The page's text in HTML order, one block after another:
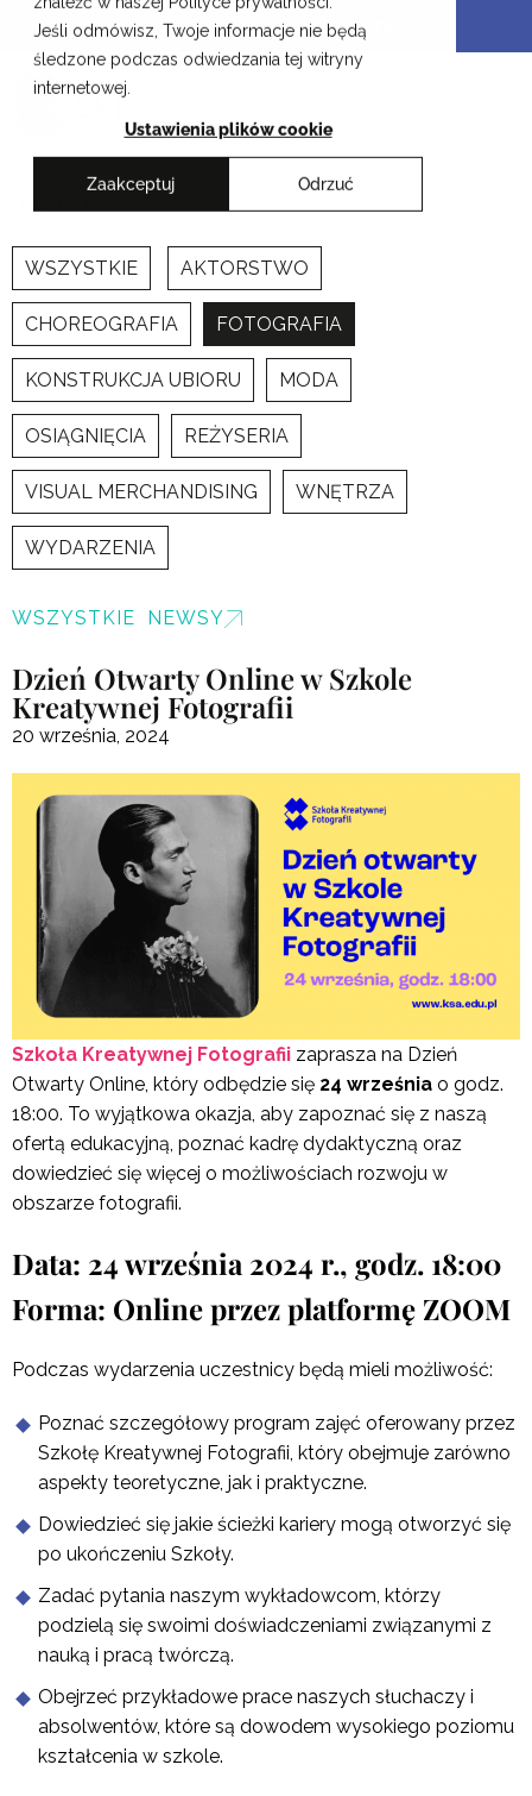
Jeśli odmówisz, Twoje informacje nie będą
śledzone podczas odwiedzania tej witryny
internetowej.
Ustawienia plików cookie
Zaakceptuj Odrzuć
Przejdź
treści
Krakowskie Szkoły Artystyczne
Newsy
WSZYSTKIE AKTORSTWO
CHOREOGRAFIA FOTOGRAFIA
KONSTRUKCJA UBIORU MODA
OSIĄGNIĘCIA REŻYSERIA
VISUAL MERCHANDISING WNĘTRZA
WYDARZENIA
WSZYSTKIE NEWSY
Dzień Otwarty Online w Szkole
Kreatywnej Fotografii
20 września, 2024
Szkoła Kreatywnej Fotografii zaprasza na Dzień
Otwarty Online, który odbędzie się 24 września o godz.
18:00. To wyjątkowa okazja, aby zapoznać się z naszą
ofertą edukacyjną, poznać kadrę dydaktyczną oraz
dowiedzieć się więcej o możliwościach rozwoju w
obszarze fotografii.
Data: 24 września 2024 r., godz. 18:00
Forma: Online przez platformę ZOOM
Podczas wydarzenia uczestnicy będą mieli możliwość:
Poznać szczegółowy program zajęć oferowany przez
Szkołę Kreatywnej Fotografii, który obejmuje zarówno
aspekty teoretyczne, jak i praktyczne.
Dowiedzieć się jakie ścieżki kariery mogą otworzyć się
po ukończeniu Szkoły.
Zadać pytania naszym wykładowcom, którzy
podzielą się swoimi doświadczeniami związanymi z
nauką i pracą twórczą.
Obejrzeć przykładowe prace naszych słuchaczy i
absolwentów, które są dowodem wysokiego poziomu
kształcenia w szkole.